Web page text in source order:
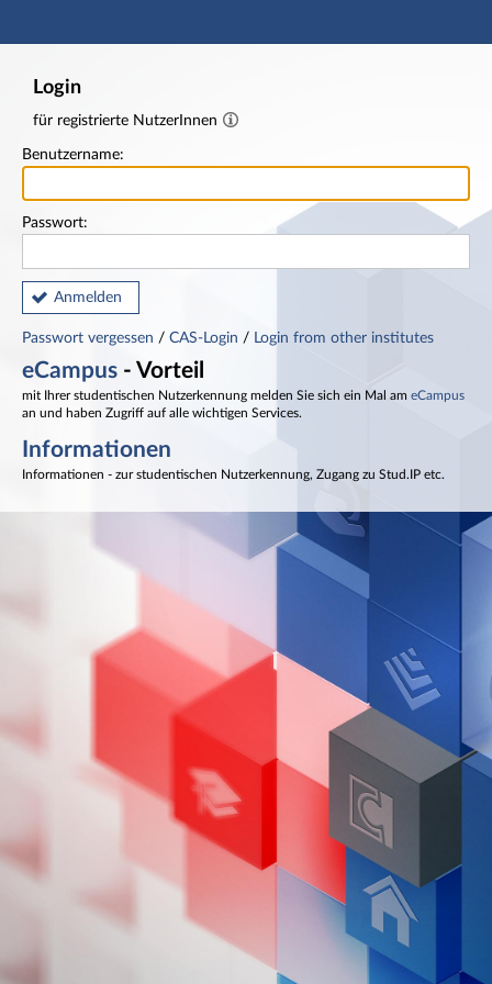
Hauptnavigation
Login
für registrierte NutzerInnen
Benutzername:
Passwort:
Anmelden
Passwort vergessen / CAS-Login / Login from other institutes
eCampus - Vorteil
mit Ihrer studentischen Nutzerkennung melden Sie sich ein Mal am eCampus
an und haben Zugriff auf alle wichtigen Services.
Informationen
Informationen - zur studentischen Nutzerkennung, Zugang zu Stud.IP etc.